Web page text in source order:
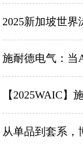
从单品到套系，